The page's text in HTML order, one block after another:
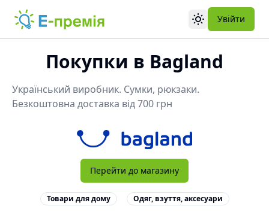
Toggle theme
Увійти
Покупки в Bagland
Український виробник. Сумки, рюкзаки.
Безкоштовна доставка від 700 грн
Перейти до магазину
Товари для дому Одяг, взуття, аксесуари